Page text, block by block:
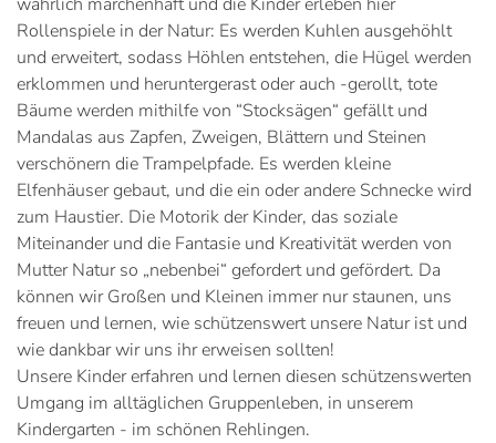
Rollenspiele in der Natur: Es werden Kuhlen ausgehöhlt
und erweitert, sodass Höhlen entstehen, die Hügel werden
erklommen und heruntergerast oder auch -gerollt, tote
Bäume werden mithilfe von “Stocksägen“ gefällt und
Mandalas aus Zapfen, Zweigen, Blättern und Steinen
verschönern die Trampelpfade. Es werden kleine
Elfenhäuser gebaut, und die ein oder andere Schnecke wird
zum Haustier. Die Motorik der Kinder, das soziale
Miteinander und die Fantasie und Kreativität werden von
Mutter Natur so „nebenbei“ gefordert und gefördert. Da
können wir Großen und Kleinen immer nur staunen, uns
freuen und lernen, wie schützenswert unsere Natur ist und
wie dankbar wir uns ihr erweisen sollten!
Unsere Kinder erfahren und lernen diesen schützenswerten
Umgang im alltäglichen Gruppenleben, in unserem
Kindergarten - im schönen Rehlingen.